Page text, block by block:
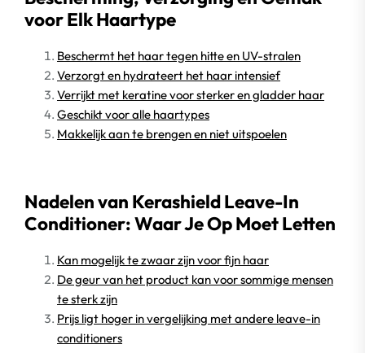
voor Elk Haartype
Beschermt het haar tegen hitte en UV-stralen
Verzorgt en hydrateert het haar intensief
Verrijkt met keratine voor sterker en gladder haar
Geschikt voor alle haartypes
Makkelijk aan te brengen en niet uitspoelen
Nadelen van Kerashield Leave-In
Conditioner: Waar Je Op Moet Letten
Kan mogelijk te zwaar zijn voor fijn haar
De geur van het product kan voor sommige mensen
te sterk zijn
Prijs ligt hoger in vergelijking met andere leave-in
conditioners